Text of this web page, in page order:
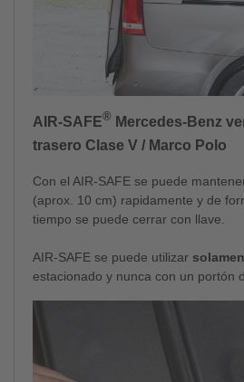
AIR-SAFE® Mercedes-Benz
trasero Clase V / Marco Polo
Con el AIR-SAFE se puede
(aprox. 10 cm) rapidamente y de
tiempo se puede cerrar con llave.
AIR-SAFE se puede utilizar
estacionado y nunca con un portón